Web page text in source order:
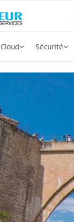
Cloud Sécurité